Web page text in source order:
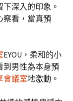
深入的印象。
察看，當真預
EYOU，柔和的小
到男性為本身預
會議室地激動。